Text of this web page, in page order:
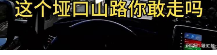
名创优品一次性内裤 颜面尽失
黄金创今年来最大单周涨幅
“六爷”挂一颗出场
Play
07:31